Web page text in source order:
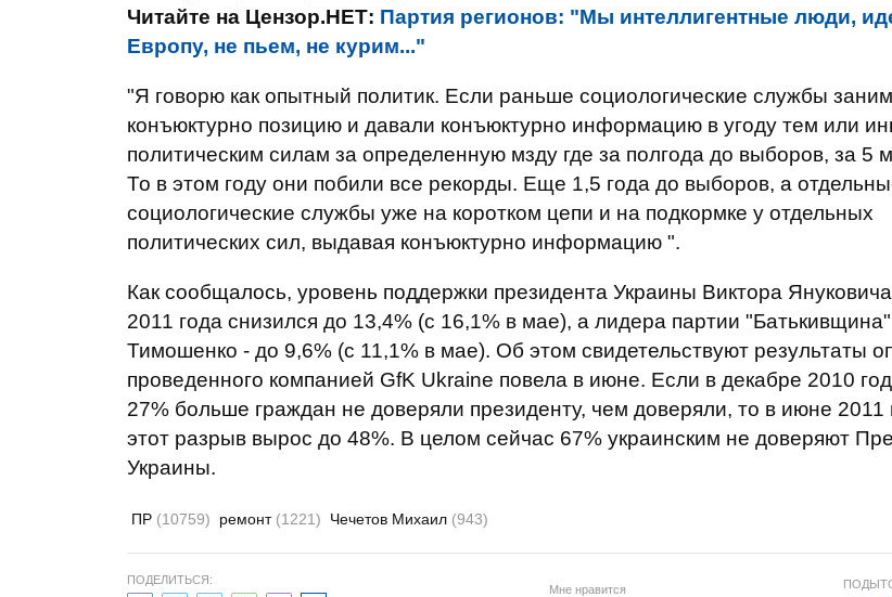
Читайте на Цензор.НЕТ: Партия регионов: "Мы интеллигентные люди,
Европу, не пьем, не курим..."
"Я говорю как опытный политик. Если раньше социологические службы
конъюктурно позицию и давали конъюктурно информацию в угоду тем или
политическим силам за определенную мзду где за полгода до выборов, за 5
То в этом году они побили все рекорды. Еще 1,5 года до выборов, а
социологические службы уже на коротком цепи и на подкормке у отдельных
политических сил, выдавая конъюктурно информацию ".
Как сообщалось, уровень поддержки президента Украины Виктора
2011 года снизился до 13,4% (с 16,1% в мае), а лидера партии
Тимошенко - до 9,6% (с 11,1% в мае). Об этом свидетельствуют результаты
проведенного компанией GfK Ukraine повела в июне. Если в декабре 2010
27% больше граждан не доверяли президенту, чем доверяли, то в июне 2011
этот разрыв вырос до 48%. В целом сейчас 67% украинским не доверяют
Украины.
ПР (10759) ремонт (1221) Чечетов Михаил (943)
ПОДЕЛИТЬСЯ:
Мне нравится